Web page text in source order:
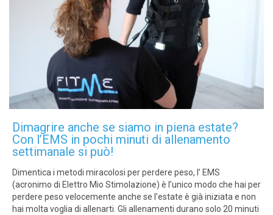
Dimagrire anche se siamo in piena estate?
Con l’EMS in pochi minuti di allenamento
settimanale si può!
Dimentica i metodi miracolosi per perdere peso, l’ EMS
(acronimo di Elettro Mio Stimolazione) è l’unico modo che hai per
perdere peso velocemente anche se l’estate è già iniziata e non
hai molta voglia di allenarti. Gli allenamenti durano solo 20 minuti